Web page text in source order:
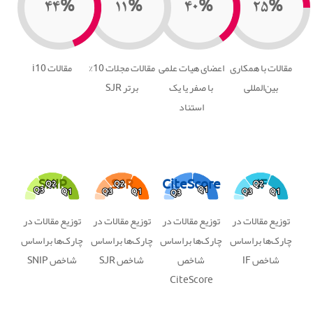
۲۵%
مقالات با همکاری
بین‌المللی
۴۰%
اعضای هیات علمی
با صفر یا یک
استناد
۱۱%
مقالات مجلات 10%
برتر SJR
۴۴%
مقالات i10
IF
Q3
Q3
Q2
Q2
Q1
Q1
توزیع مقالات در
چارک‌ها براساس
شاخص IF
CiteScore
Q3
Q3 Q1
Q1
توزیع مقالات در
چارک‌ها براساس
شاخص
CiteScore
SJR
Q3
Q3
Q2
Q2
Q1
Q1
توزیع مقالات در
چارک‌ها براساس
شاخص SJR
SNIP
Q3
Q3
Q2
Q2
Q1
Q1
توزیع مقالات در
چارک‌ها براساس
شاخص SNIP